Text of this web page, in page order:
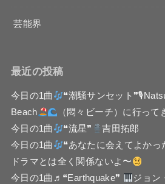
芸能界
最近の投稿
今日の1曲 ❝潮騒サンセット
Beach
（悶々ビーチ）に行って
今日の1曲
❝流星❞
吉田拓郎
今日の1曲
❝あなたに会えてよかっ
ドラマとは全く関係ないよ〜
今日の1曲♬❝Earthquake❞
ジョン